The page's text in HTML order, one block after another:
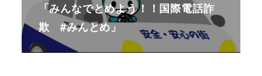
「みんなでとめよう！！国際電話詐
欺 #みんとめ」